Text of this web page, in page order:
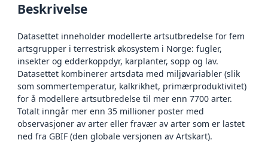
Beskrivelse
Datasettet inneholder modellerte artsutbredelse for fem
artsgrupper i terrestrisk økosystem i Norge: fugler,
insekter og edderkoppdyr, karplanter, sopp og lav.
Datasettet kombinerer artsdata med miljøvariabler (slik
som sommertemperatur, kalkrikhet, primærproduktivitet)
for å modellere artsutbredelse til mer enn 7700 arter.
Totalt inngår mer enn 35 millioner poster med
observasjoner av arter eller fravær av arter som er lastet
ned fra GBIF (den globale versjonen av Artskart).